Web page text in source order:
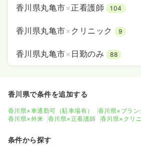
香川県丸亀市×正看護師 104
香川県丸亀市× クリニック 9
香川県丸亀市× 日勤のみ 88
香川県で条件を追加する
香川県×車通勤可（駐車場有）
香川県×ブラン
香川県×外来
香川県×正看護師 香川県×クリ
条件から探す